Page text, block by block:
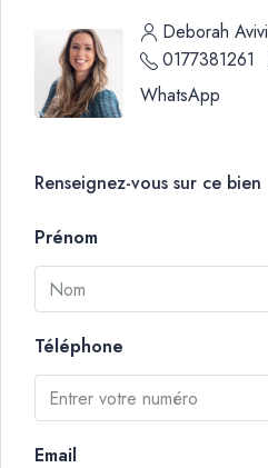
Deborah Avivi
0177381261
WhatsApp
Renseignez-vous sur ce bien
Prénom
Téléphone
Email